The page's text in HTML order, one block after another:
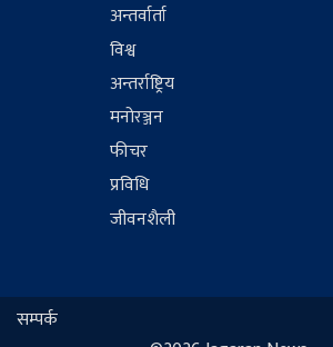
अन्तर्वार्ता
विश्व
अन्तर्राष्ट्रिय
मनोरञ्जन
फीचर
प्रविधि
जीवनशैली
सम्पर्क